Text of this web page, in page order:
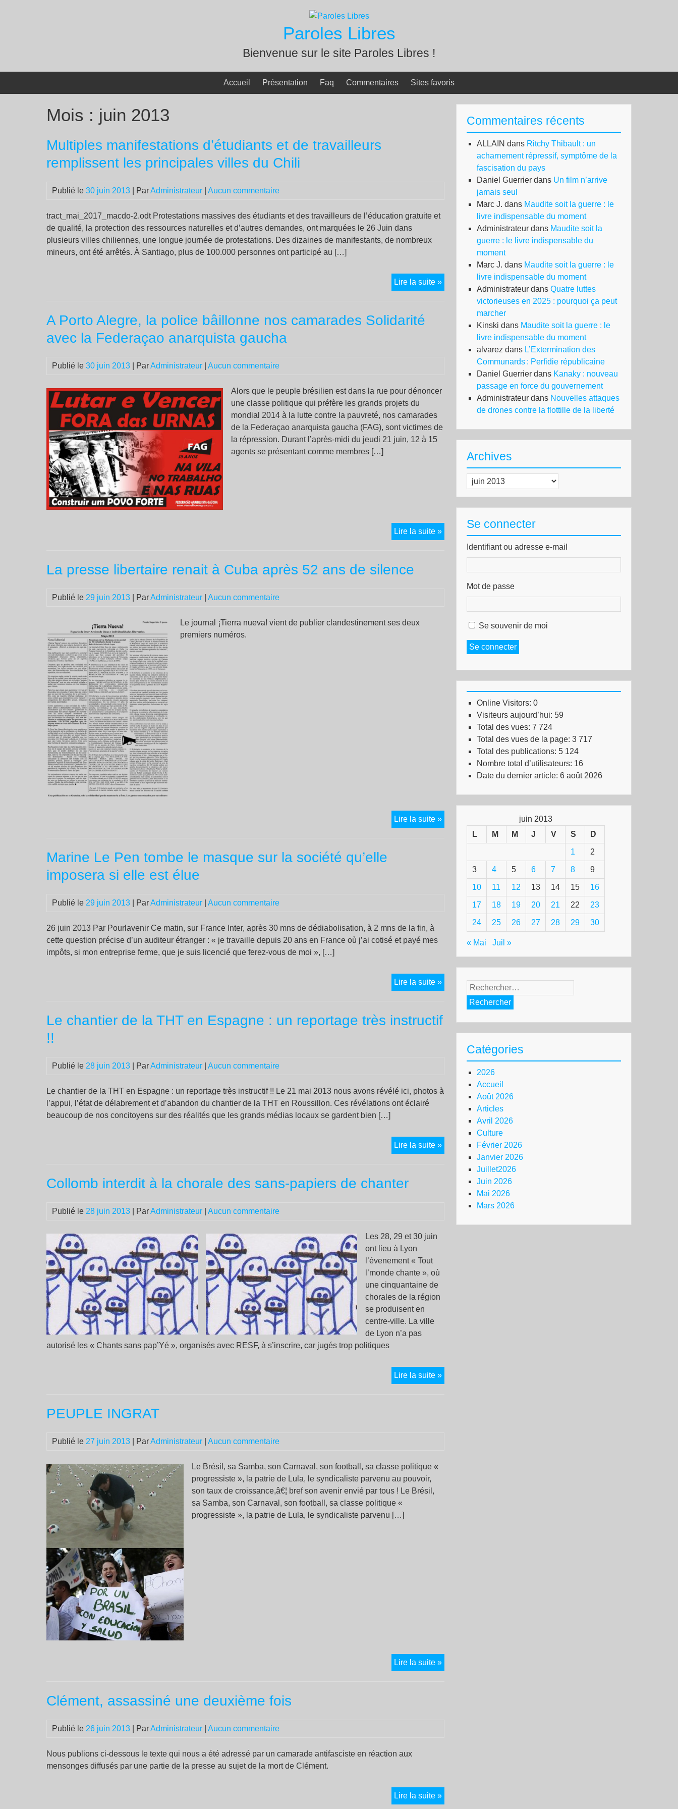
Paroles Libres
Bienvenue sur le site Paroles Libres !
Accueil Présentation Faq Commentaires Sites favoris
Mois : juin 2013
Multiples manifestations d’étudiants et de travailleurs
remplissent les principales villes du Chili
Publié le 30 juin 2013 | ParAdministrateur Aucun commentaire
tract_mai_2017_macdo-2.odt Protestations massives des étudiants et des travailleurs de l’éducation gratuite et
de qualité, la protection des ressources naturelles et d’autres demandes, ont marquées le 26 Juin dans
plusieurs villes chiliennes, une longue journée de protestations. Des dizaines de manifestants, de nombreux
mineurs, ont été arrêtés. À Santiago, plus de 100.000 personnes ont participé au […]
Lire la suite »Multiples
manifestations
d’étudiants
travailleurs
remplissent
principales
villes
A Porto Alegre, la police bâillonne nos camarades Solidarité
avec la Federaçao anarquista gaucha
Publié le 30 juin 2013 | ParAdministrateur Aucun commentaire
Alors que le peuple brésilien est dans la rue pour dénoncer
une classe politique qui préfère les grands projets du
mondial 2014 à la lutte contre la pauvreté, nos camarades
de la Federaçao anarquista gaucha (FAG), sont victimes de
la répression. Durant l’après-midi du jeudi 21 juin, 12 à 15
agents se présentant comme membres […]
Lire la suite »A
Porto
Alegre,
bâillonne
Solidarité
La presse libertaire renait à Cuba après 52 ans de silence
Publié le 29 juin 2013 | ParAdministrateur Aucun commentaire
Le journal ¡Tierra nueva! vient de publier clandestinement ses deux
premiers numéros.
Lire la suite »La
presse
libertaire
Marine Le Pen tombe le masque sur la société qu’elle
imposera si elle est élue
Publié le 29 juin 2013 | ParAdministrateur Aucun commentaire
26 juin 2013 Par Pourlavenir Ce matin, sur France Inter, après 30 mns de dédiabolisation, à 2 mns de la fin, à
cette question précise d’un auditeur étranger : « je travaille depuis 20 ans en France où j’ai cotisé et payé mes
impôts, si mon entreprise ferme, que je suis licencié que ferez-vous de moi », […]
Lire la suite »Marine
Le
tombe
qu’elle
est
Le chantier de la THT en Espagne : un reportage très instructif
!!
Publié le 28 juin 2013 | ParAdministrateur Aucun commentaire
Le chantier de la THT en Espagne : un reportage très instructif !! Le 21 mai 2013 nous avons révélé ici, photos à
l’appui, l’état de délabrement et d’abandon du chantier de la THT en Roussillon. Ces révélations ont éclairé
beaucoup de nos concitoyens sur des réalités que les grands médias locaux se gardent bien […]
Lire la suite »Le
chantier
Collomb interdit à la chorale des sans-papiers de chanter
Publié le 28 juin 2013 | ParAdministrateur Aucun commentaire
Les 28, 29 et 30 juin
ont lieu à Lyon
l’évenement « Tout
l’monde chante », où
une cinquantaine de
chorales de la région
se produisent en
centre-ville. La ville
de Lyon n’a pas
autorisé les « Chants sans pap’Yé », organisés avec RESF, à s’inscrire, car jugés trop politiques
Lire la suite »Collomb
interdit
PEUPLE INGRAT
Publié le 27 juin 2013 | ParAdministrateur Aucun commentaire
Le Brésil, sa Samba, son Carnaval, son football, sa classe politique «
progressiste », la patrie de Lula, le syndicaliste parvenu au pouvoir,
son taux de croissance,â€¦ bref son avenir envié par tous ! Le Brésil,
sa Samba, son Carnaval, son football, sa classe politique «
progressiste », la patrie de Lula, le syndicaliste parvenu […]
Lire la suite »PEUPLE
INGRAT
Clément, assassiné une deuxième fois
Publié le 26 juin 2013 | ParAdministrateur Aucun commentaire
Nous publions ci-dessous le texte qui nous a été adressé par un camarade antifasciste en réaction aux
mensonges diffusés par une partie de la presse au sujet de la mort de Clément.
Lire la suite »Clément,
assassiné
Commentaires récents
ALLAIN dans Ritchy Thibault : un
acharnement répressif, symptôme de la
fascisation du pays
Daniel Guerrier dans Un film n’arrive
jamais seul
Marc J. dans Maudite soit la guerre : le
livre indispensable du moment
Administrateur dans Maudite soit la
guerre : le livre indispensable du
moment
Marc J. dans Maudite soit la guerre : le
livre indispensable du moment
Administrateur dans Quatre luttes
victorieuses en 2025 : pourquoi ça peut
marcher
Kinski dans Maudite soit la guerre : le
livre indispensable du moment
alvarez dans L’Extermination des
Communards : Perfidie républicaine
Daniel Guerrier dans Kanaky : nouveau
passage en force du gouvernement
Administrateur dans Nouvelles attaques
de drones contre la flottille de la liberté
Archives
Archives
Se connecter
Identifiant ou adresse e-mail
Mot de passe
Se souvenir de moi
Se connecter
Online Visitors: 0
Visiteurs aujourd’hui: 59
Total des vues: 7 724
Total des vues de la page: 3 717
Total des publications: 5 124
Nombre total d’utilisateurs: 16
Date du dernier article: 6 août 2026
juin 2013
L
M M J V S D
1 2
3 4 5 6 7 8 9
10 11 12 13 14 15 16
17 18 19 20 21 22 23
24 25 26 27 28 29 30
« Mai Juil »
Rechercher :
Catégories
2026
Accueil
Août 2026
Articles
Avril 2026
Culture
Février 2026
Janvier 2026
Juillet2026
Juin 2026
Mai 2026
Mars 2026